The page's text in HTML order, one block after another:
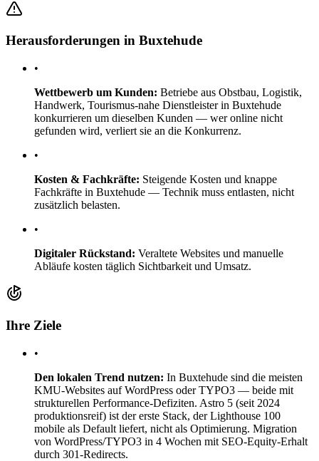
Herausforderungen in Buxtehude
•
Wettbewerb um Kunden: Betriebe aus Obstbau, Logistik,
Handwerk, Tourismus-nahe Dienstleister in Buxtehude
konkurrieren um dieselben Kunden — wer online nicht
gefunden wird, verliert sie an die Konkurrenz.
•
Kosten & Fachkräfte: Steigende Kosten und knappe
Fachkräfte in Buxtehude — Technik muss entlasten, nicht
zusätzlich belasten.
•
Digitaler Rückstand: Veraltete Websites und manuelle
Abläufe kosten täglich Sichtbarkeit und Umsatz.
Ihre Ziele
•
Den lokalen Trend nutzen: In Buxtehude sind die meisten
KMU-Websites auf WordPress oder TYPO3 — beide mit
strukturellen Performance-Defiziten. Astro 5 (seit 2024
produktionsreif) ist der erste Stack, der Lighthouse 100
mobile als Default liefert, nicht als Optimierung. Migration
von WordPress/TYPO3 in 4 Wochen mit SEO-Equity-Erhalt
durch 301-Redirects.